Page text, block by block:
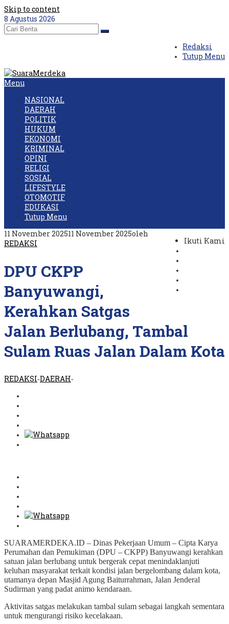
Skip to content
8 Agustus 2026
Redaksi
Tutup Menu
Menu
NASIONAL
DAERAH
POLITIK
HUKUM
EKONOMI
KRIMINAL
OPINI
RELIGI
SOSIAL
LIFESTYLE
OTOMOTIF
EDUKASI
Tutup Menu
Ikuti Kami
11 November 202511 November 2025oleh
REDAKSI
DPU CKPP
Banyuwangi,
Kerahkan Satgas
Jalan Berlubang, Tambal
Sulam Ruas Jalan Dalam Kota
REDAKSI-DAERAH-
SUARAMERDEKA.ID – Dinas Pekerjaan Umum – Cipta Karya
Perumahan dan Pemukiman (DPU – CKPP) Banyuwangi kerahkan
satuan jalan berlubang untuk bergerak cepat menindaklanjuti
keluhan masyarakat terkait kondisi jalan bergelombang dalam kota,
utamanya depan Masjid Agung Baiturrahman, Jalan Jenderal
Sudirman yang padat animo kendaraan.
Aktivitas satgas melakukan tambal sulam sebagai langkah sementara
untuk mengurangi risiko kecelakaan.